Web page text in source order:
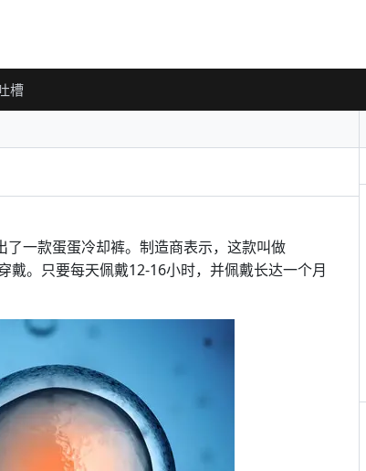
槽
一款蛋蛋冷却裤。制造商表示，这款叫做
。只要每天佩戴12-16小时，并佩戴长达一个月